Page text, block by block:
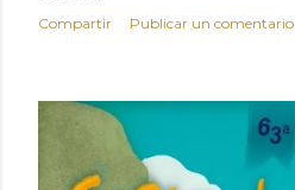
Compartir Publicar un comentario